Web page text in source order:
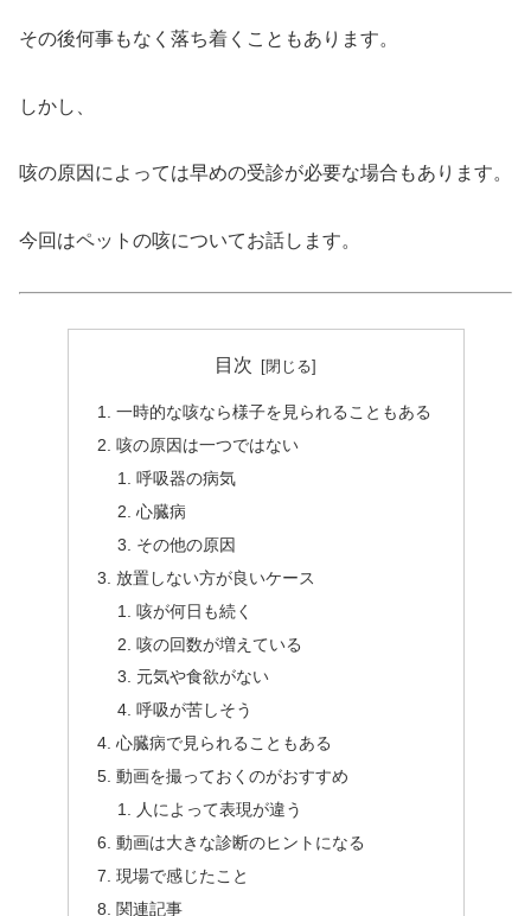
その後何事もなく落ち着くこともあります。
しかし、
咳の原因によっては早めの受診が必要な場合もあります。
今回はペットの咳についてお話します。
目次
一時的な咳なら様子を見られることもある
咳の原因は一つではない
呼吸器の病気
心臓病
その他の原因
放置しない方が良いケース
咳が何日も続く
咳の回数が増えている
元気や食欲がない
呼吸が苦しそう
心臓病で見られることもある
動画を撮っておくのがおすすめ
人によって表現が違う
動画は大きな診断のヒントになる
現場で感じたこと
関連記事